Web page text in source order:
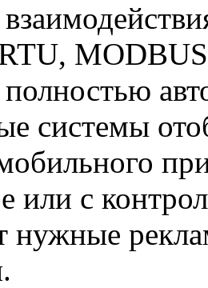
полностью
системы
или с
нужные